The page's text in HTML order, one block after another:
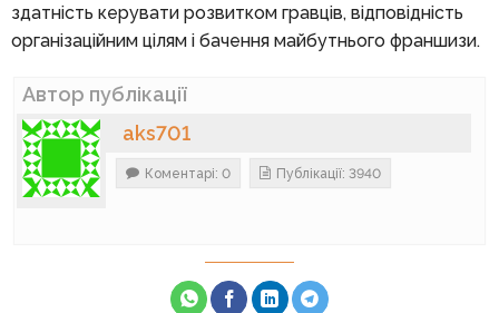
здатність керувати розвитком гравців, відповідність
організаційним цілям і бачення майбутнього франшизи.
Автор публікації
aks701
Коментарі: 0 Публікації: 3940